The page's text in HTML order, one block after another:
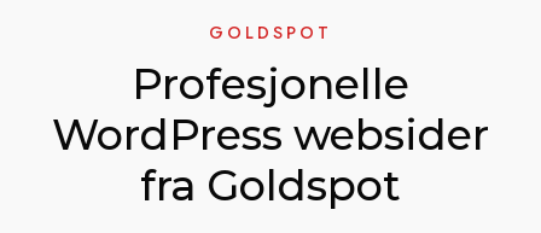
GOLDSPOT
Profesjonelle
WordPress websider
fra Goldspot